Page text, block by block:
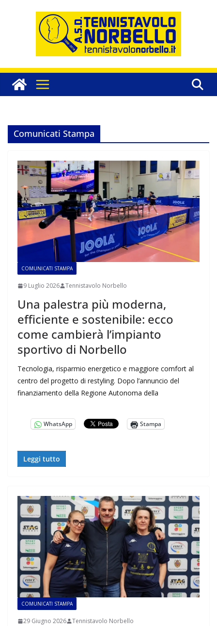
Comunicati Stampa
COMUNICATI STAMPA
9 Luglio 2026 Tennistavolo Norbello
Una palestra più moderna,
efficiente e sostenibile: ecco
come cambierà l’impianto
sportivo di Norbello
Tecnologia, risparmio energetico e maggiore comfort al
centro del progetto di restyling. Dopo l’annuncio del
finanziamento della Regione Autonoma della
WhatsApp Stampa
Leggi tutto
COMUNICATI STAMPA
29 Giugno 2026 Tennistavolo Norbello